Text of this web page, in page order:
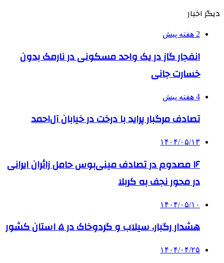
دیگر اخبار
2 هفته پیش
انفجار گاز در یک واحد مسکونی در نارمک بدون
خسارت جانی
4 هفته پیش
تصادف مرگبار پراید با درخت در خیابان آل‌احمد
۱۴۰۴/۰۵/۱۳
۱۶ مصدوم در تصادف مینی‌بوس حامل زائران ایرانی
در محور نجف به کربلا
۱۴۰۴/۰۵/۱۰
هشدار رگبار، سیلاب و گردوخاک در ۵ استان کشور
۱۴۰۴/۰۴/۲۵